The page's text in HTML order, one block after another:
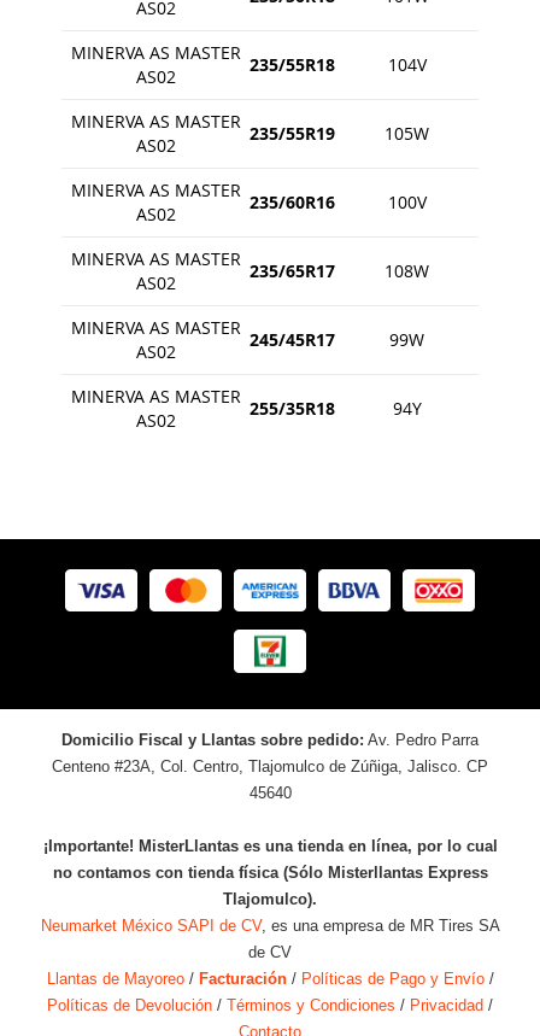
AS02
MINERVA AS MASTER
AS02
235/55R18 104V
MINERVA AS MASTER
AS02
235/55R19 105W
MINERVA AS MASTER
AS02
235/60R16 100V
MINERVA AS MASTER
AS02
235/65R17 108W
MINERVA AS MASTER
AS02
245/45R17 99W
MINERVA AS MASTER
AS02
255/35R18 94Y
Domicilio Fiscal y Llantas sobre pedido: Av. Pedro Parra
Centeno #23A, Col. Centro, Tlajomulco de Zúñiga, Jalisco. CP
45640
¡Importante! MisterLlantas es una tienda en línea, por lo cual
no contamos con tienda física (Sólo Misterllantas Express
Tlajomulco).
Neumarket México SAPI de CV, es una empresa de MR Tires SA
de CV
Llantas de Mayoreo/ Facturación/ Políticas de Pago y Envío/
Políticas de Devolución / Términos y Condiciones / Privacidad /
Contacto